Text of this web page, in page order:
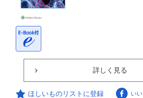
詳しく見る
ほしいものリストに登録 い